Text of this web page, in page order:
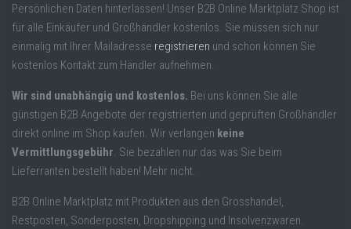
Persönlichen Daten hinterlassen! Unser B2B Online Marktplatz Shop ist
für alle Einkäufer und Großhändler kostenlos. Sie müssen sich nur
einmalig mit Ihrer Mailadresse registrieren und schon können Sie
kostenlos Kontakt zum Händler aufnehmen.
Wir sind unabhängig und kostenlos. Bei uns können Sie alle
günstigen B2B Angebote der registrierten und geprüften Großhändler
direkt online im Shop kaufen. Wir verlangen keine
Vermittlungsgebühr. Sie bezahlen nur das was Sie beim
Lieferranten bestellt haben! Mehr nicht.
B2B Online Marktplatz mit Produkten aus den Grosshandel,
Restposten, Sonderposten, Dropshipping und Insolvenzwaren.